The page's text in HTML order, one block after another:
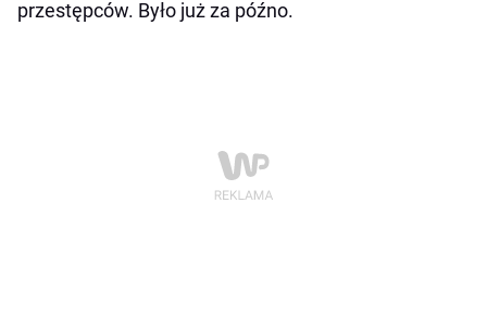
przestępców. Było już za późno.